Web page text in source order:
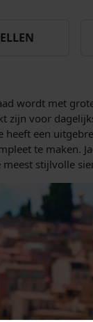
wordt met
zijn voor
een
te maken.
stijlvolle